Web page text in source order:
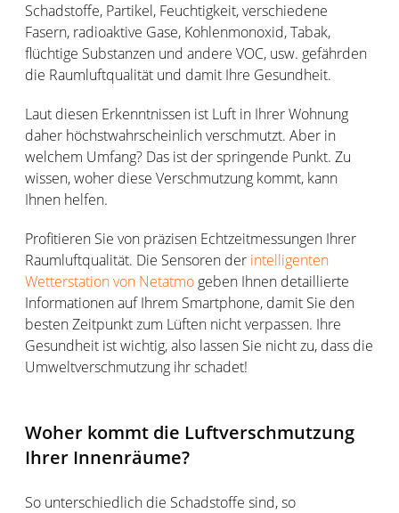
Schadstoffe, Partikel, Feuchtigkeit, verschiedene
Fasern, radioaktive Gase, Kohlenmonoxid, Tabak,
flüchtige Substanzen und andere VOC, usw. gefährden
die Raumluftqualität und damit Ihre Gesundheit.
Laut diesen Erkenntnissen ist Luft in Ihrer Wohnung
daher höchstwahrscheinlich verschmutzt. Aber in
welchem Umfang? Das ist der springende Punkt. Zu
wissen, woher diese Verschmutzung kommt, kann
Ihnen helfen.
Profitieren Sie von präzisen Echtzeitmessungen Ihrer
Raumluftqualität. Die Sensoren der intelligenten
Wetterstation von Netatmo geben Ihnen detaillierte
Informationen auf Ihrem Smartphone, damit Sie den
besten Zeitpunkt zum Lüften nicht verpassen. Ihre
Gesundheit ist wichtig, also lassen Sie nicht zu, dass die
Umweltverschmutzung ihr schadet!
Woher kommt die Luftverschmutzung
Ihrer Innenräume?
So unterschiedlich die Schadstoffe sind, so